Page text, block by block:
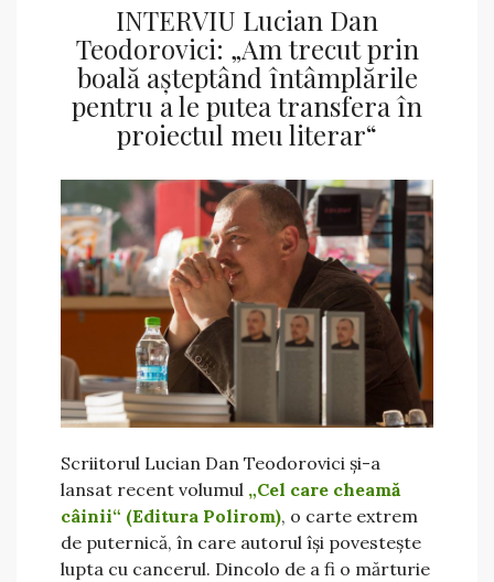
INTERVIU Lucian Dan
Teodorovici: „Am trecut prin
boală așteptând întâmplările
pentru a le putea transfera în
proiectul meu literar“
Scriitorul Lucian Dan Teodorovici și-a
lansat recent volumul „Cel care cheamă
câinii“ (Editura Polirom), o carte extrem
de puternică, în care autorul își povestește
lupta cu cancerul. Dincolo de a fi o mărturie